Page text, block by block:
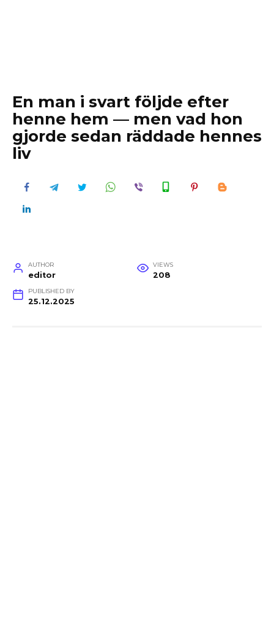
En man i svart följde efter
henne hem — men vad hon
gjorde sedan räddade hennes
liv
AUTHOR
editor
VIEWS
208
PUBLISHED BY
25.12.2025